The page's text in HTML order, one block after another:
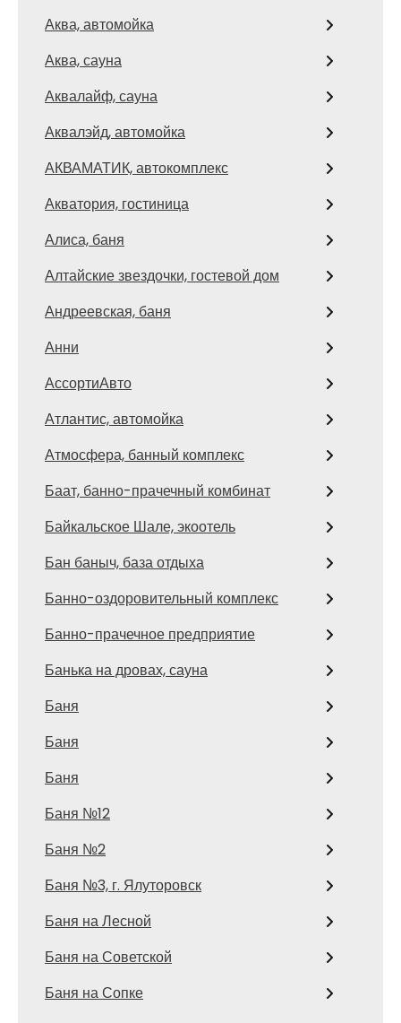
Аква, автомойка
Аква, сауна
Аквалайф, сауна
Аквалэйд, автомойка
АКВАМАТИК, автокомплекс
Акватория, гостиница
Алиса, баня
Алтайские звездочки, гостевой дом
Андреевская, баня
Анни
АссортиАвто
Атлантис, автомойка
Атмосфера, банный комплекс
Баат, банно-прачечный комбинат
Байкальское Шале, экоотель
Бан баныч, база отдыха
Банно-оздоровительный комплекс
Банно-прачечное предприятие
Банька на дровах, сауна
Баня
Баня
Баня
Баня №12
Баня №2
Баня №3, г. Ялуторовск
Баня на Лесной
Баня на Советской
Баня на Сопке